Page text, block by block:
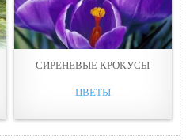
СИРЕНЕВЫЕ КРОКУСЫ
ЦВЕТЫ